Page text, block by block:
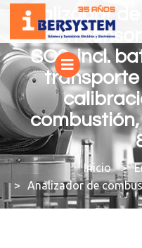
Analizador
340 con
SO2, incl.
You are here:
Analizador de